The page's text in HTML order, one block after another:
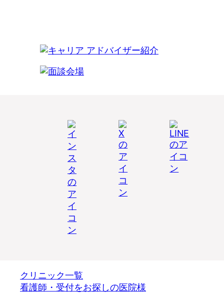
クリニック一覧
看護師・受付をお探しの医院様